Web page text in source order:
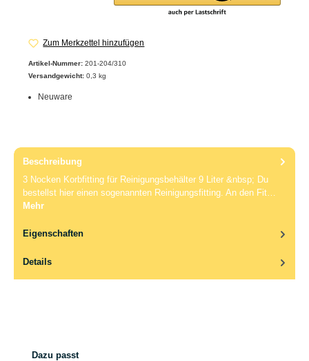
Zum Merkzettel hinzufügen
Artikel-Nummer: 201-204/310
Versandgewicht: 0,3 kg
Neuware
Beschreibung
3 Nocken Korbfitting für Reinigungsbehälter 9 Liter &nbsp; Du
bestellst hier einen sogenannten Reinigungsfitting. An den Fit…
Mehr
Eigenschaften
Details
Produktgalerie überspringen
Dazu passt